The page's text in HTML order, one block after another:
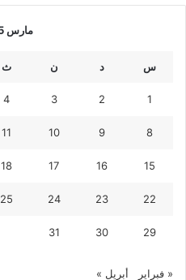
مارس 2025
س د ن ث
1
2
3
4
8
9
10
11
15
16
17
18
22
23
24
25
29
30
31
« فبراير أبريل »